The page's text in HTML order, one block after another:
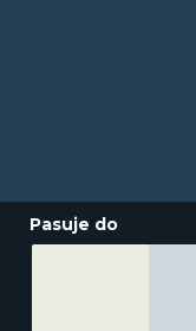
Pasuje do